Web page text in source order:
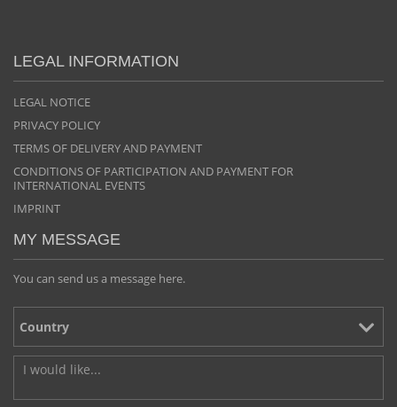
LEGAL INFORMATION
LEGAL NOTICE
PRIVACY POLICY
TERMS OF DELIVERY AND PAYMENT
CONDITIONS OF PARTICIPATION AND PAYMENT FOR
INTERNATIONAL EVENTS
IMPRINT
MY MESSAGE
You can send us a message here.